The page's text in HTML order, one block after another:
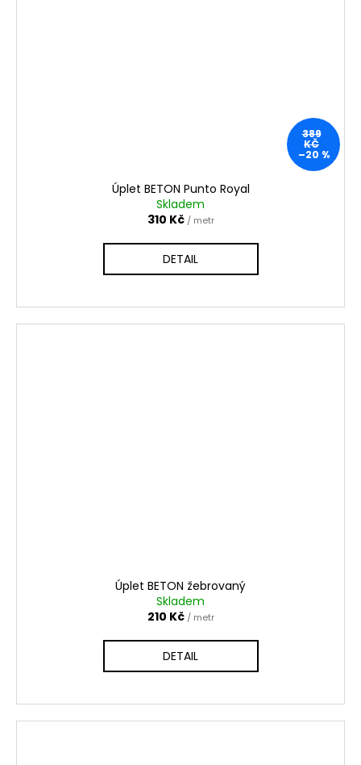
389
KČ
–20 %
Úplet BETON Punto Royal
Skladem
310 Kč / metr
DETAIL
Úplet BETON žebrovaný
Skladem
210 Kč / metr
DETAIL